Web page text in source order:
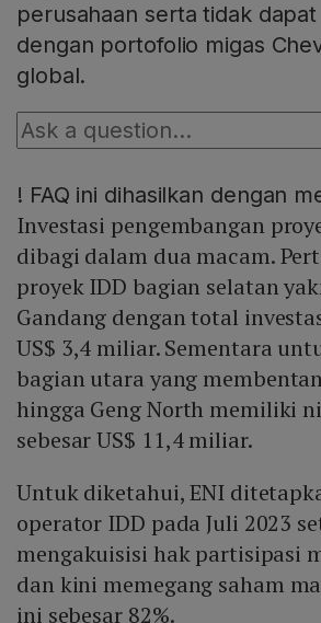
perusahaan serta tidak
dengan portofolio migas
global.
! FAQ ini dihasilkan dengan
Investasi pengembangan
dibagi dalam dua macam.
proyek IDD bagian selatan
Gandang dengan total
US$ 3,4 miliar. Sementara
bagian utara yang
hingga Geng North memiliki
sebesar US$ 11,4 miliar.
Untuk diketahui, ENI
operator IDD pada Juli 2023
mengakuisisi hak partisipasi
dan kini memegang saham
ini sebesar 82%.